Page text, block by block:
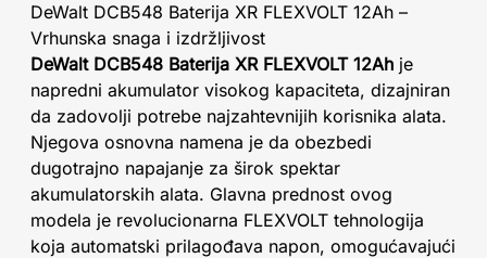
DeWalt DCB548 Baterija XR FLEXVOLT 12Ah –
Vrhunska snaga i izdržljivost
DeWalt DCB548 Baterija XR FLEXVOLT 12Ah je
napredni akumulator visokog kapaciteta, dizajniran
da zadovolji potrebe najzahtevnijih korisnika alata.
Njegova osnovna namena je da obezbedi
dugotrajno napajanje za širok spektar
akumulatorskih alata. Glavna prednost ovog
modela je revolucionarna FLEXVOLT tehnologija
koja automatski prilagođava napon, omogućavajući